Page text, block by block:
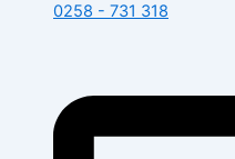
0258 - 731 318